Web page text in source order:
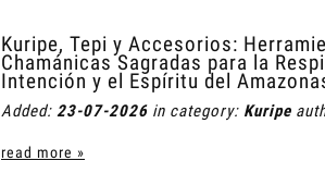
Kuripe, Tepi y Accesorios:
Chamánicas Sagradas para la
Intención y el Espíritu del
Added: 23-07-2026 in category: Kuripe
read more »